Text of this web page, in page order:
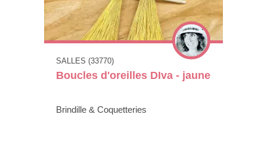
SALLES (33770)
Boucles d'oreilles DIva - jaune
Brindille & Coquetteries